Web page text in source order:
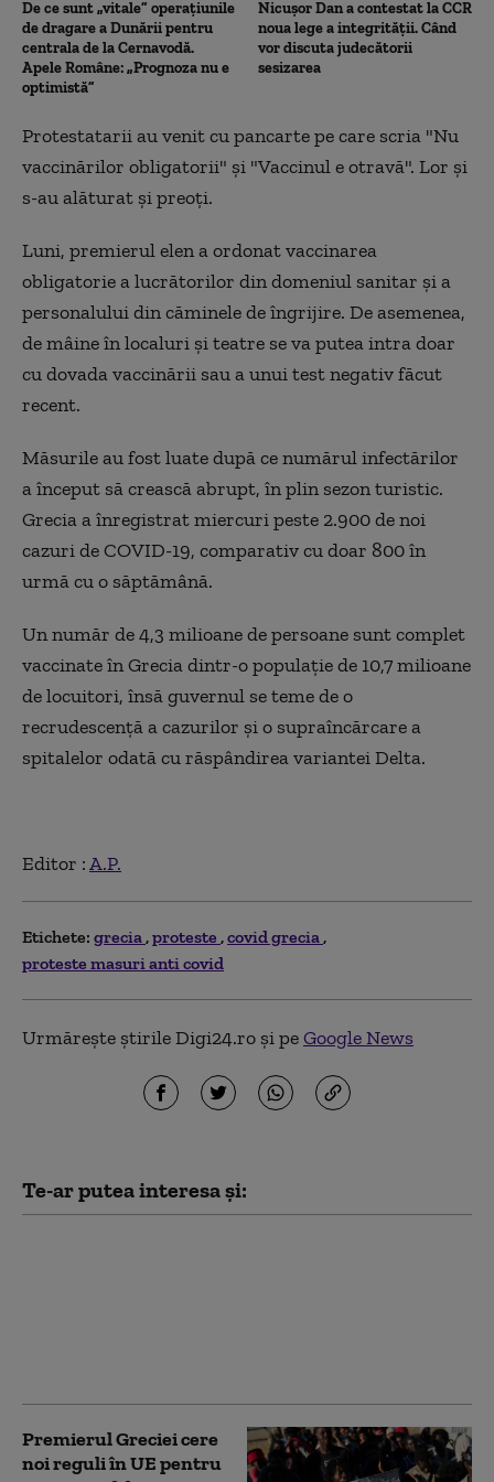
De ce sunt „vitale” operațiunile
de dragare a Dunării pentru
centrala de la Cernavodă.
Apele Române: „Prognoza nu e
optimistă”
Nicușor Dan a contestat la CCR
noua lege a integrității. Când
vor discuta judecătorii
sesizarea
Protestatarii au venit cu pancarte pe care scria "Nu
vaccinărilor obligatorii" și "Vaccinul e otravă". Lor și
s-au alăturat și preoți.
Luni, premierul elen a ordonat vaccinarea
obligatorie a lucrătorilor din domeniul sanitar și a
personalului din căminele de îngrijire. De asemenea,
de mâine în localuri și teatre se va putea intra doar
cu dovada vaccinării sau a unui test negativ făcut
recent.
Măsurile au fost luate după ce numărul infectărilor
a început să crească abrupt, în plin sezon turistic.
Grecia a înregistrat miercuri peste 2.900 de noi
cazuri de COVID-19, comparativ cu doar 800 în
urmă cu o săptămână.
Un număr de 4,3 milioane de persoane sunt complet
vaccinate în Grecia dintr-o populaţie de 10,7 milioane
de locuitori, însă guvernul se teme de o
recrudescenţă a cazurilor şi o supraîncărcare a
spitalelor odată cu răspândirea variantei Delta.
Editor :A.P.
Etichete: grecia proteste covid grecia
proteste masuri anti covid
Urmărește știrile Digi24.ro și peGoogle News
Te-ar putea interesa și:
Premierul Greciei cere
noi reguli în UE pentru